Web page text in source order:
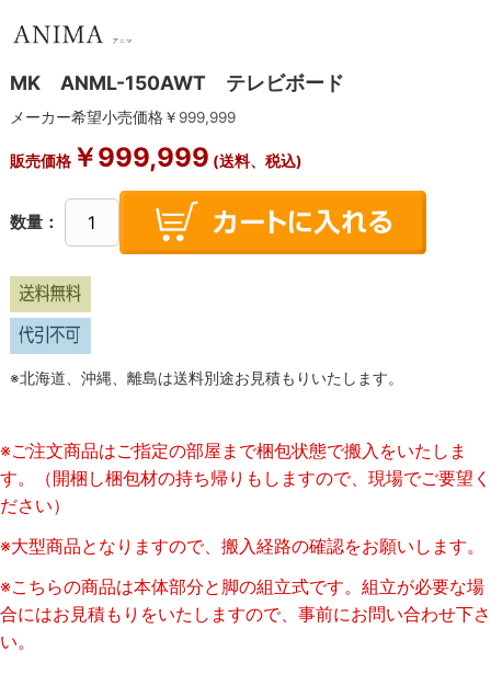
MK ANML-150AWT テレビボード
メーカー希望小売価格￥ 999,999
販売価格￥999,999 (送料、税込)
数量：
※北海道、沖縄、離島は送料別途お見積もりいたします。
※ご注文商品はご指定の部屋まで梱包状態で搬入をいたしま
す。（開梱し梱包材の持ち帰りもしますので、現場でご要望く
ださい）
※大型商品となりますので、搬入経路の確認をお願いします。
※こちらの商品は本体部分と脚の組立式です。組立が必要な場
合にはお見積もりをいたしますので、事前にお問い合わせ下さ
い。